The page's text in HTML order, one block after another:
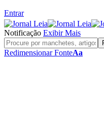
Entrar
Notificação Exibir Mais
Redimensionar FonteAa